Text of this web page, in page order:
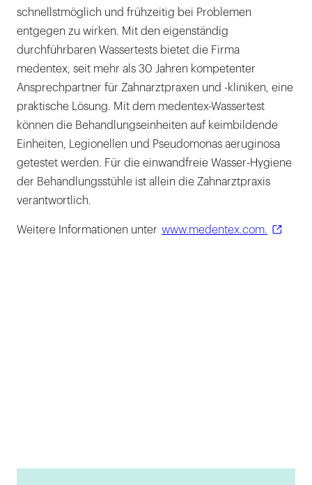
schnellstmöglich und frühzeitig bei Problemen
entgegen zu wirken. Mit den eigenständig
durchführbaren Wassertests bietet die Firma
medentex, seit mehr als 30 Jahren kompetenter
Ansprechpartner für Zahnarztpraxen und -kliniken, eine
praktische Lösung. Mit dem medentex-Wassertest
können die Behandlungseinheiten auf keimbildende
Einheiten, Legionellen und Pseudomonas aeruginosa
getestet werden. Für die einwandfreie Wasser-Hygiene
der Behandlungsstühle ist allein die Zahnarztpraxis
verantwortlich.
Weitere Informationen unter www.medentex.com.